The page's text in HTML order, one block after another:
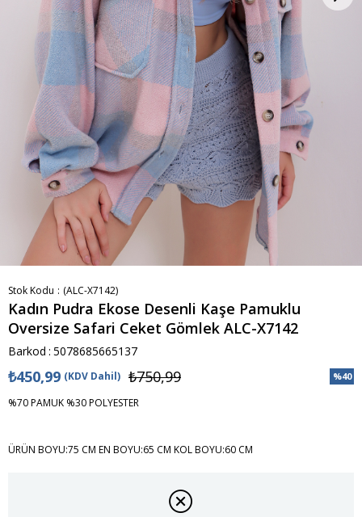
Stok Kodu (ALC-X7142)
Kadın Pudra Ekose Desenli Kaşe Pamuklu
Oversize Safari Ceket Gömlek ALC-X7142
Barkod : 5078685665137
%40
₺750,99
₺450,99 (KDV Dahil)
%70 PAMUK %30 POLYESTER
ÜRÜN BOYU:75 CM EN BOYU:65 CM KOL BOYU:60 CM